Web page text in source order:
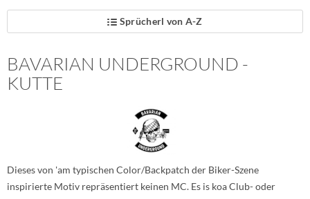
Sprücherl von A-Z
BAVARIAN UNDERGROUND -
KUTTE
Dieses von 'am typischen Color/Backpatch der Biker-Szene
inspirierte Motiv repräsentiert keinen MC. Es is koa Club- oder